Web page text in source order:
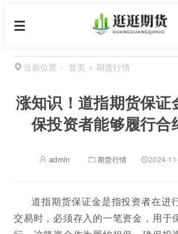
当前位置： 首页 > 期货行情
涨知识！道指期货保证
保投资者能够履行合
admin 期货行情 2024-
道指期货保证金是指投资者在进
交易时，必须存入的一笔资金，用于